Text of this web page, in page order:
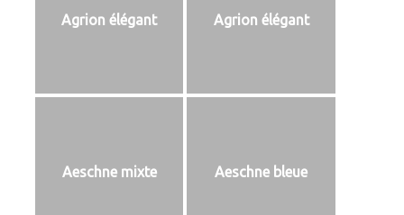
Agrion élégant Agrion élégant
Aeschne mixte Aeschne bleue